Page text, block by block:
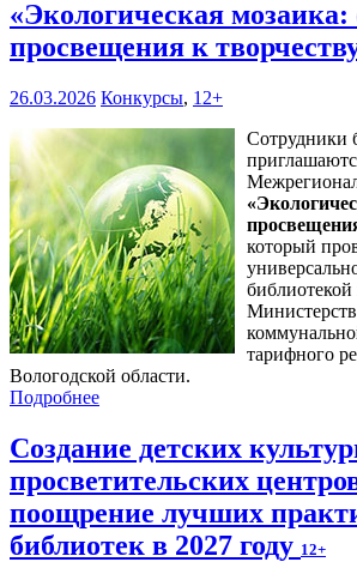
«Экологическая мозаика:
просвещения к
26.03.2026 Конкурсы, 12+
Сотрудники
«
который
тарифного
Вологодской области.
Подробнее
Создание детских
просветительских
поощрение лучших
библиотек в 2027 году 12+